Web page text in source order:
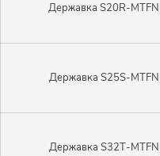
Державка S20R-
Державка S25S-
Державка S32T-